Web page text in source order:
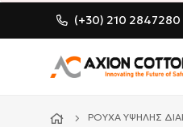
(+30) 210 2847280
ΡΟΎΧΑ ΥΨΗΛΉΣ